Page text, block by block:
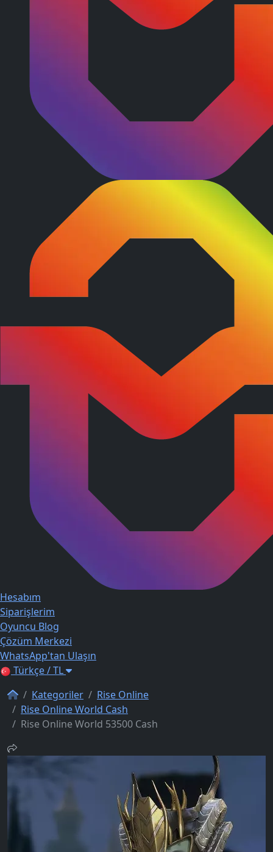
Hesabım
Siparişlerim
Oyuncu Blog
Çözüm Merkezi
WhatsApp'tan Ulaşın
Türkçe / TL
Kategoriler
Rise Online
Rise Online World Cash
Rise Online World 53500 Cash